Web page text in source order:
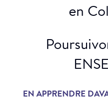
en
EN APPRENDRE